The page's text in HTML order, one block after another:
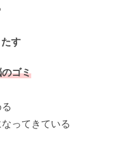
す
ゴミ
ってきている